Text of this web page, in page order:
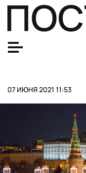
07 ИЮНЯ 2021 11:53